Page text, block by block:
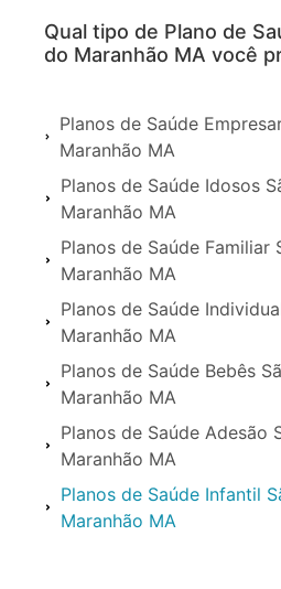
Qual tipo de Plano de
do Maranhão MA você
Planos de Saúde
Maranhão MA
Planos de Saúde Idosos
Maranhão MA
Planos de Saúde Familiar
Maranhão MA
Planos de Saúde
Maranhão MA
Planos de Saúde Bebês
Maranhão MA
Planos de Saúde Adesão
Maranhão MA
Planos de Saúde Infantil
Maranhão MA